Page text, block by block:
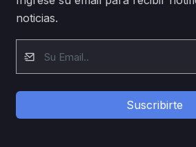
noticias.
Suscribirte